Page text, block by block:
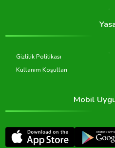
Gizlilik Politikası
Kullanım Koşulları
Mobil